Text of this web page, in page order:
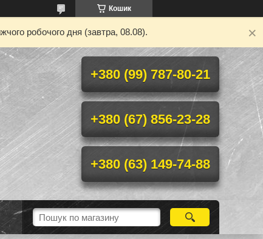
Кошик
робочого дня (завтра, 08.08).
+380 (99) 787-80-21
+380 (67) 856-23-28
+380 (63) 149-74-88